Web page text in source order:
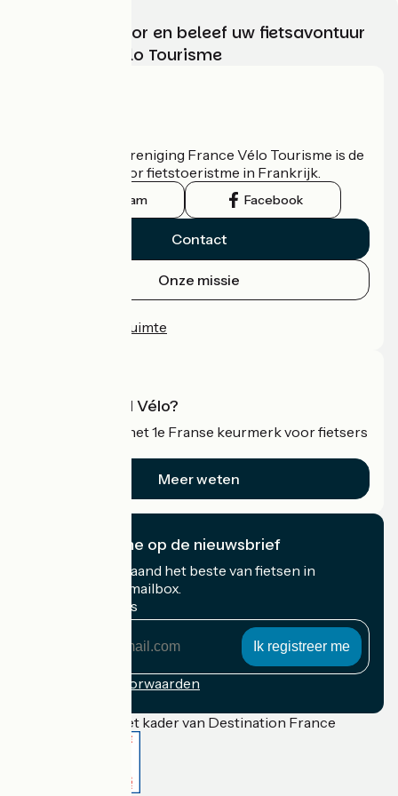
Kies, bereid voor en beleef uw fietsavontuur
met France Vélo Tourisme
De nationale vereniging France Vélo Tourisme is de
officiële gids voor fietstoeristme in Frankrijk.
Instagram Facebook
Contact
Onze missie
Professionele ruimte
Wat is Accueil Vélo?
Accueil Vélo is het 1e Franse keurmerk voor fietsers
Meer weten
Ik abonneer me op de nieuwsbrief
Ontvang elke maand het beste van fietsen in
Frankrijk in uw mailbox.
Mijn e-mailadres
Inschrijvingsvoorwaarden
Gefinancierd in het kader van Destination France